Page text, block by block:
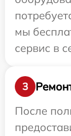
мы
сервис в
3
После